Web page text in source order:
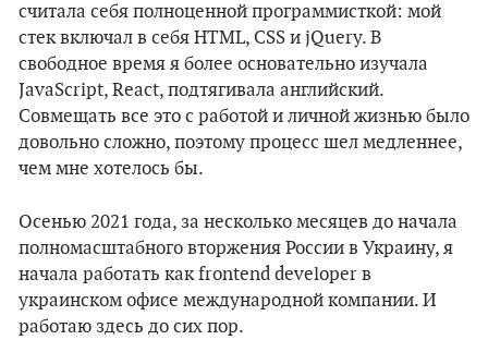
считала себя полноценной программисткой: мой
стек включал в себя HTML, CSS и jQuery. В
свободное время я более основательно изучала
JavaScript, React, подтягивала английский.
Совмещать все это с работой и личной жизнью было
довольно сложно, поэтому процесс шел медленнее,
чем мне хотелось бы.
Осенью 2021 года, за несколько месяцев до начала
полномасштабного вторжения России в Украину, я
начала работать как frontend developer в
украинском офисе международной компании. И
работаю здесь до сих пор.